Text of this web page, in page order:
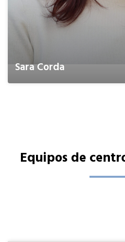
Sara Corda
Equipos de